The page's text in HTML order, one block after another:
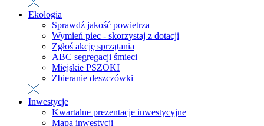
Ekologia
Sprawdź jakość powietrza
Wymień piec - skorzystaj z dotacji
Zgłoś akcję sprzątania
ABC segregacji śmieci
Miejskie PSZOKI
Zbieranie deszczówki
Inwestycje
Kwartalne prezentacje inwestycyjne
Mapa inwestycji